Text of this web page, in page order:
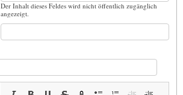
Der Inhalt dieses Feldes wird nicht öffentlich zugänglich
angezeigt.